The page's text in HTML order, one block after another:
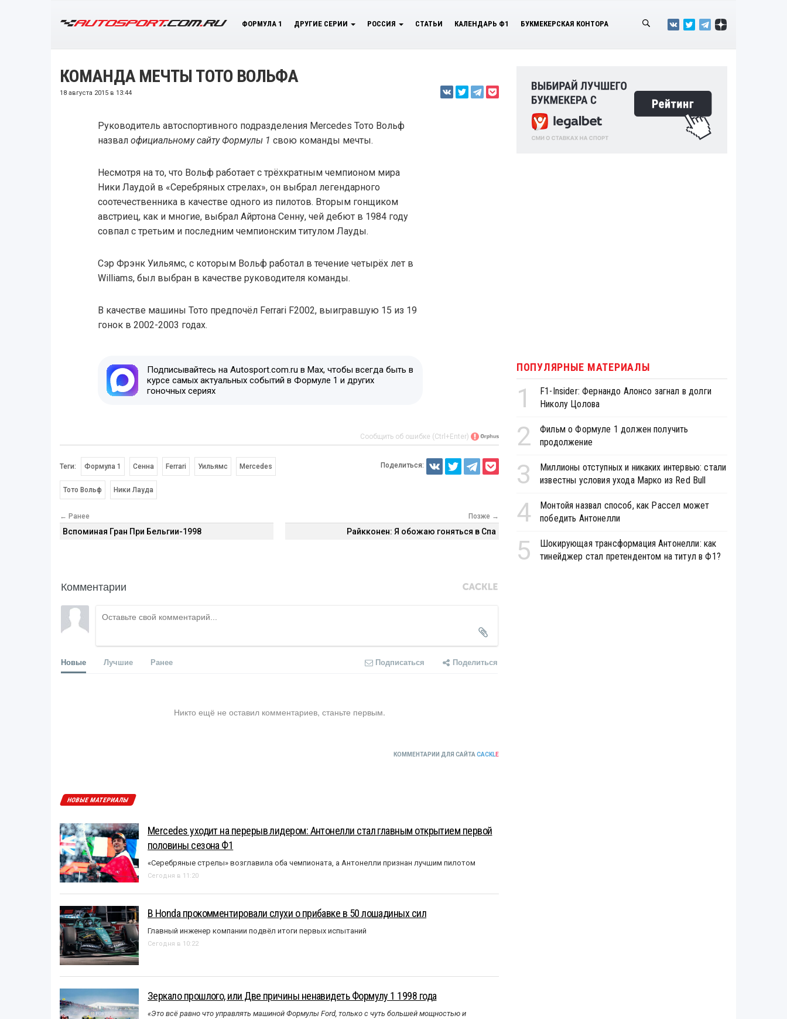
ФОРМУЛА 1 ДРУГИЕ СЕРИИ РОССИЯ СТАТЬИ КАЛЕНДАРЬ Ф1 БУКМЕКЕРСКАЯ КОНТОРА
КОМАНДА МЕЧТЫ ТОТО ВОЛЬФА
18 августа 2015 в 13:44
Руководитель автоспортивного подразделения Mercedes Тото Вольф
назвал официальному сайту Формулы 1 свою команды мечты.
Несмотря на то, что Вольф работает с трёхкратным чемпионом мира
Ники Лаудой в «Серебряных стрелах», он выбрал легендарного
соотечественника в качестве одного из пилотов. Вторым гонщиком
австриец, как и многие, выбрал Айртона Сенну, чей дебют в 1984 году
совпал с третьим и последним чемпионским титулом Лауды.
Сэр Фрэнк Уильямс, с которым Вольф работал в течение четырёх лет в
Williams, был выбран в качестве руководителя команды.
В качестве машины Тото предпочёл Ferrari F2002, выигравшую 15 из 19
гонок в 2002-2003 годах.
Подписывайтесь на Autosport.com.ru в Max, чтобы всегда быть в
курсе самых актуальных событий в Формуле 1 и других
гоночных сериях
Сообщить об ошибке (Ctrl+Enter)
Теги: Формула 1 Сенна Ferrari Уильямс Mercedes
Тото Вольф Ники Лауда
Поделиться:
← Ранее
Вспоминая Гран При Бельгии-1998
Позже →
Райкконен: Я обожаю гоняться в Спа
Комментарии
Новые Лучшие Ранее Подписаться Поделиться
Никто ещё не оставил комментариев, станьте первым.
КОММЕНТАРИИ ДЛЯ САЙТА CACKLE
НОВЫЕ МАТЕРИАЛЫ
Mercedes уходит на перерыв лидером: Антонелли стал главным открытием первой
половины сезона Ф1
«Серебряные стрелы» возглавила оба чемпионата, а Антонелли признан лучшим пилотом
Сегодня в 11:20
В Honda прокомментировали слухи о прибавке в 50 лошадиных сил
Главный инженер компании подвёл итоги первых испытаний
Сегодня в 10:22
Зеркало прошлого, или Две причины ненавидеть Формулу 1 1998 года
«Это всё равно что управлять машиной Формулы Ford, только с чуть большей мощностью и
ПОПУЛЯРНЫЕ МАТЕРИАЛЫ
1
F1-Insider: Фернандо Алонсо загнал в долги
Николу Цолова
2
Фильм о Формуле 1 должен получить
продолжение
3
Миллионы отступных и никаких интервью: стали
известны условия ухода Марко из Red Bull
4
Монтойя назвал способ, как Рассел может
победить Антонелли
5
Шокирующая трансформация Антонелли: как
тинейджер стал претендентом на титул в Ф1?